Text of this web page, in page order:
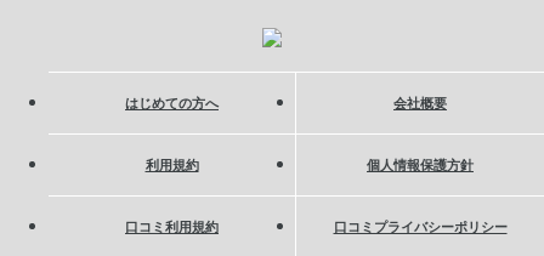
はじめての方へ 会社概要
利用規約 個人情報保護方針
口コミ利用規約 口コミプライバシーポリシー